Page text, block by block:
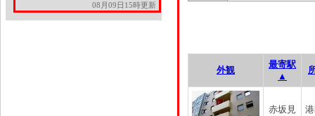
08月09日15時更新
外観
最寄駅
▲
赤坂見